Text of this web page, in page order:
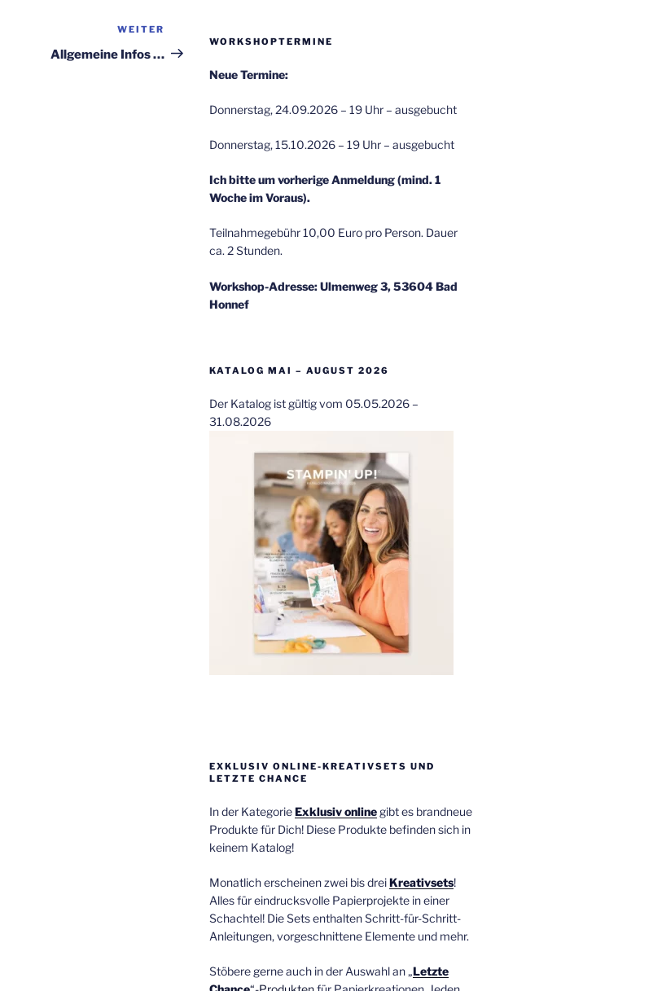
Beitrag
WEITER
Allgemeine Infos …
WORKSHOPTERMINE
Neue Termine:
Donnerstag, 24.09.2026 – 19 Uhr – ausgebucht
Donnerstag, 15.10.2026 – 19 Uhr – ausgebucht
Ich bitte um vorherige Anmeldung (mind. 1
Woche im Voraus).
Teilnahmegebühr 10,00 Euro pro Person. Dauer
ca. 2 Stunden.
Workshop-Adresse: Ulmenweg 3, 53604 Bad
Honnef
KATALOG MAI – AUGUST 2026
Der Katalog ist gültig vom 05.05.2026 –
31.08.2026
EXKLUSIV ONLINE-KREATIVSETS UND
LETZTE CHANCE
In der KategorieExklusiv onlinegibt es brandneue
Produkte für Dich! Diese Produkte befinden sich in
keinem Katalog!
Monatlich erscheinen zwei bis drei Kreativsets!
Alles für eindrucksvolle Papierprojekte in einer
Schachtel! Die Sets enthalten Schritt-für-Schritt-
Anleitungen, vorgeschnittene Elemente und mehr.
Stöbere gerne auch in der Auswahl an „Letzte